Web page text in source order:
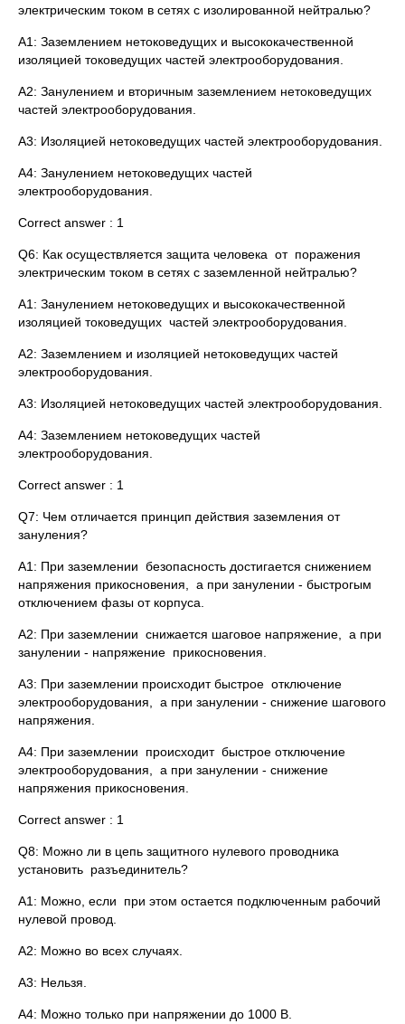
электрическим током в сетях с изолированной нейтралью?
A1: Заземлением нетоковедущих и высококачественной
изоляцией токоведущих частей электрооборудования.
A2: Занулением и вторичным заземлением нетоковедущих
частей электрооборудования.
A3: Изоляцией нетоковедущих частей электрооборудования.
A4: Занулением нетоковедущих частей
электрооборудования.
Correct answer : 1
Q6: Как осуществляется защита человека от поражения
электрическим током в сетях с заземленной нейтралью?
A1: Занулением нетоковедущих и высококачественной
изоляцией токоведущих частей электрооборудования.
A2: Заземлением и изоляцией нетоковедущих частей
электрооборудования.
A3: Изоляцией нетоковедущих частей электрооборудования.
A4: Заземлением нетоковедущих частей
электрооборудования.
Correct answer : 1
Q7: Чем отличается принцип действия заземления от
зануления?
A1: При заземлении безопасность достигается снижением
напряжения прикосновения, а при занулении - быстрогым
отключением фазы от корпуса.
A2: При заземлении снижается шаговое напряжение, а при
занулении - напряжение прикосновения.
A3: При заземлении происходит быстрое отключение
электрооборудования, а при занулении - снижение шагового
напряжения.
A4: При заземлении происходит быстрое отключение
электрооборудования, а при занулении - снижение
напряжения прикосновения.
Correct answer : 1
Q8: Можно ли в цепь защитного нулевого проводника
установить разъединитель?
A1: Можно, если при этом остается подключенным рабочий
нулевой провод.
A2: Можно во всех случаях.
A3: Нельзя.
A4: Можно только при напряжении до 1000 В.